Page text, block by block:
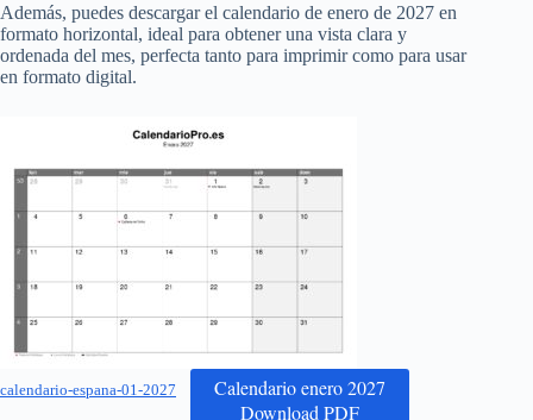
Además, puedes descargar el calendario de enero de 2027 en
formato horizontal, ideal para obtener una vista clara y
ordenada del mes, perfecta tanto para imprimir como para usar
en formato digital.
calendario-espana-01-2027
Calendario enero 2027
Download PDF